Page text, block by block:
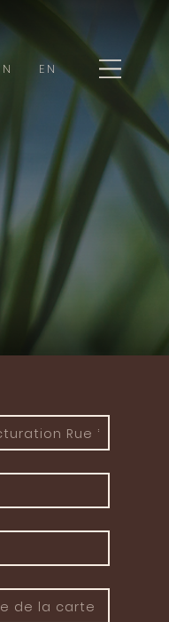
EN